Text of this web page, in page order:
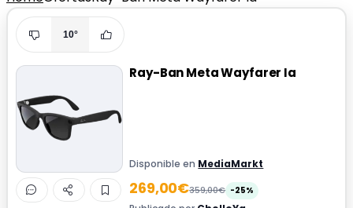
10°
Ray-Ban Meta Wayfarer Ia
Disponible en MediaMarkt
269,00€359,00€ -25%